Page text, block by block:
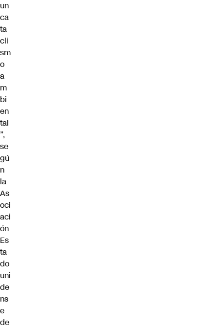
un
ca
ta
cli
sm
o
a
m
bi
en
tal
”,
se
gú
n
la
As
oci
aci
ón
Es
ta
do
uni
de
ns
e
de